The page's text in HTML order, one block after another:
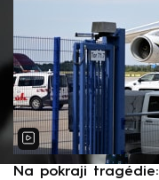
Na pokraji